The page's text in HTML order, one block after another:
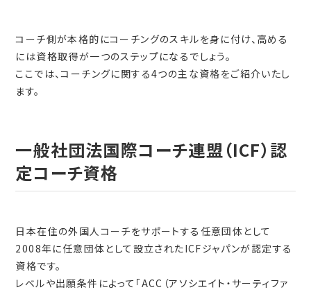
コーチ側が本格的にコーチングのスキルを身に付け、高める
には資格取得が一つのステップになるでしょう。
ここでは、コーチングに関する4つの主な資格をご紹介いたし
ます。
一般社団法国際コーチ連盟（ICF）認
定コーチ資格
日本在住の外国人コーチをサポートする任意団体として
2008年に任意団体として設立されたICFジャパンが認定する
資格です。
レベルや出願条件によって「ACC（アソシエイト・サーティファ